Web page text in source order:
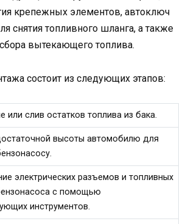
крепежных элементов, автоключ
снятия топливного шланга, а также
вытекающего топлива.
состоит из следующих этапов:
или слив остатков топлива из бака.
высоты автомобилю для
электрических разъемов и топливных
с помощью
инструментов.